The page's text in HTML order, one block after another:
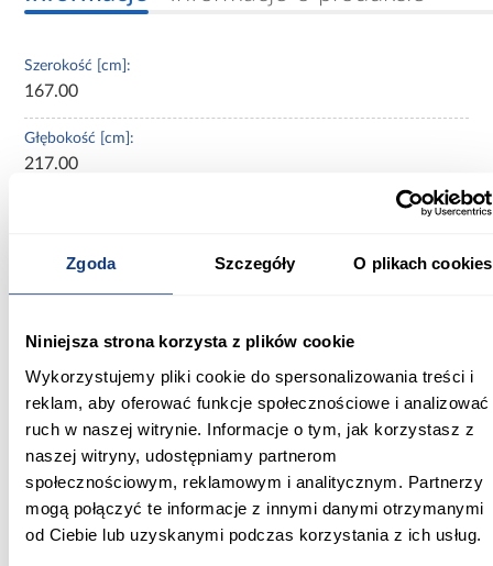
Zgoda Szczegóły O plikach cookies
Niniejsza strona korzysta z plików cookie
Wykorzystujemy pliki cookie do spersonalizowania treści i
reklam, aby oferować funkcje społecznościowe i analizować
ruch w naszej witrynie. Informacje o tym, jak korzystasz z
naszej witryny, udostępniamy partnerom
społecznościowym, reklamowym i analitycznym. Partnerzy
mogą połączyć te informacje z innymi danymi otrzymanymi
od Ciebie lub uzyskanymi podczas korzystania z ich usług.
Szerokość [cm]:
167.00
Głębokość [cm]:
217.00
Szerokość pow. spania [cm]:
160.00
Długość pow. spania [cm]:
200.00
Powierzchnia spania [cm]:
160x200